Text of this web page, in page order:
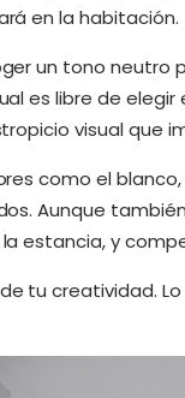
en la habitación.
un tono neutro
es libre de
visual que
como el
Aunque
estancia, y
tu creatividad.